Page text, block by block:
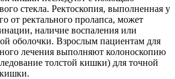
стекла. Ректоскопия, выполненная у
от ректального пролапса, может
наличие воспаления или
оболочки. Взрослым пациентам для
лечения выполняют колоноскопию
толстой кишки) для точной